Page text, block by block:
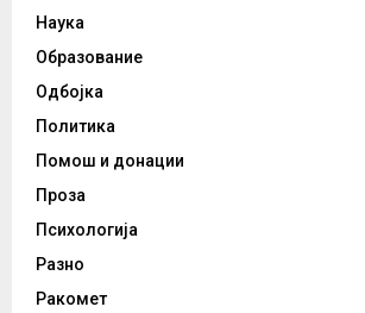
Наука
Образование
Одбојка
Политика
Помош и донации
Проза
Психологија
Разно
Ракомет